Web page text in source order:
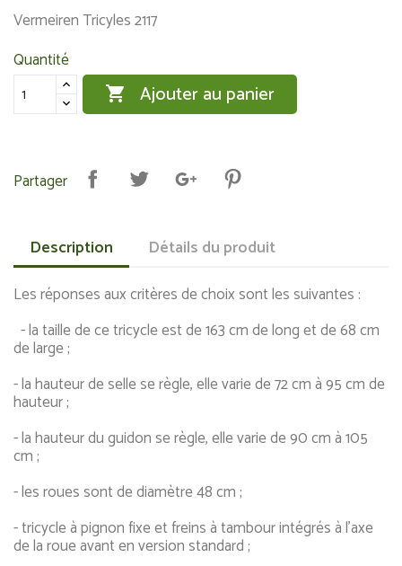
Vermeiren Tricyles 2117
Quantité
 Ajouter au panier
Partager
Description Détails du produit
Les réponses aux critères de choix sont les suivantes :
- la taille de ce tricycle est de 163 cm de long et de 68 cm
de large ;
- la hauteur de selle se règle, elle varie de 72 cm à 95 cm de
hauteur ;
- la hauteur du guidon se règle, elle varie de 90 cm à 105
cm ;
- les roues sont de diamètre 48 cm ;
- tricycle à pignon fixe et freins à tambour intégrés à l'axe
de la roue avant en version standard ;